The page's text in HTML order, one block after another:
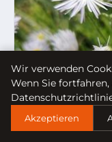
Wir verwenden
Wenn Sie
Akzeptieren